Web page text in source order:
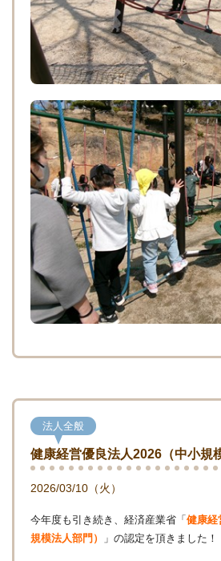
法人全般
健康経営優良法人2026（中小規
2026/03/10（火）
今年度も引き続き、経済産業省「 健康経
規模法人部門）
」の認定を頂きました！